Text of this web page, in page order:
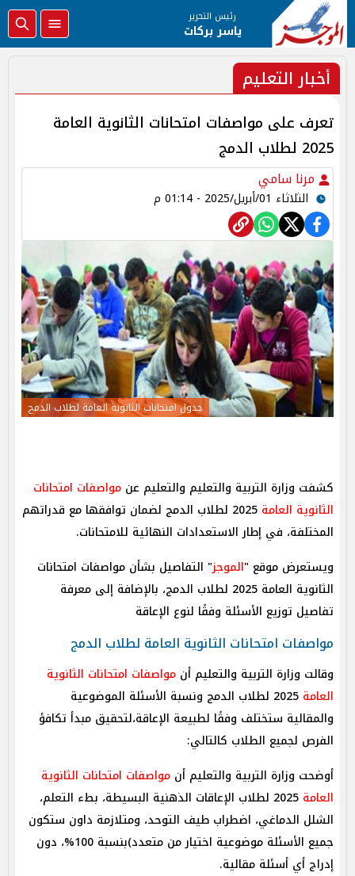
رئيس التحرير
ياسر بركات
أخبار التعليم
تعرف على مواصفات امتحانات الثانوية العامة
2025 لطلاب الدمج
مرنا سامي
الثلاثاء 01/أبريل/2025 - 01:14 م
جدول امتحانات الثانوية العامة لطلاب الدمج
كشفت وزارة التربية والتعليم والتعليم عن مواصفات امتحانات
الثانوية العامة
2025 لطلاب الدمج لضمان توافقها مع قدراتهم
المختلفة، في إطار الاستعدادات النهائية للامتحانات.
ويستعرض موقع "الموجز" التفاصيل بشأن مواصفات امتحانات
الثانوية العامة 2025 لطلاب الدمج، بالإضافة إلى معرفة
تفاصيل توزيع الأسئلة وفقًا لنوع الإعاقة
مواصفات امتحانات الثانوية العامة لطلاب الدمج
وقالت وزارة التربية والتعليم أن مواصفات امتحانات الثانوية
العامة
2025 لطلاب الدمج ونسبة الأسئلة الموضوعية
والمقالية ستختلف وفقًا لطبيعة الإعاقة،لتحقيق مبدأ تكافؤ
الفرص لجميع الطلاب كالتالي:
أوضحت وزارة التربية والتعليم أن مواصفات امتحانات الثانوية
العامة
2025 لطلاب الإعاقات الذهنية البسيطة، بطء التعلم،
الشلل الدماغي، اضطراب طيف التوحد، ومتلازمة داون ستكون
جميع الأسئلة موضوعية اختيار من متعدد)بنسبة 100%، دون
إدراج أي أسئلة مقالية.